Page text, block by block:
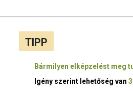
TIPP
Bármilyen elképzelést meg
Igény szerint lehetőség van